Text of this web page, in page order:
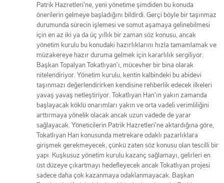
Patrik Hazretleri'ne, yeni yönetime şimdiden bu konuda
önerilerin gelmeye başladığını bildirdi. Gerçi böyle bir taşınmaz
durumunda sürecin işlemesi ve somut aşamaya gelinebilmesi
için en az iki ya da üç yıllık bir zaman söz konusu, ancak
yönetim kurulu bu konudaki hazırlıklarını hızla tamamlamak ve
müzakereye hazır duruma gelmek için kararlılık sergiliyor.
Başkan Topalyan Tokatlıyan'ı, mücevher bir bina olarak
nitelendiriyor. Yönetim kurulu, kentin kalbindeki bu abidevi
taşınmazı değerlendirirken kendisine rehberlik edecek ilkeleri
yavaş yavaş netleştiriyor. Tokatlıyan Han'ın yakın zamanda
başlayacak köklü onarımları yakın ve orta vadeli verimliliğini
arttırmaya yönelik olacak ancak uzun vadede de yarar
sağlayacak. Yöneticilerin Patrik Hazretleri'ne aktardığına göre,
Tokatlıyan Han konusunda metrekare odaklı pazarlıklara
girişmek gerekmeyecek, çünkü zaten söz konusu olan tescilli bir
yapı. Kuşkusuz yönetim kurulu kazanç sağlamayı, gelirleri en
üst düzeye çıkartmayı hedefleyecek ancak Tokatlıyan projesi
sadece daha çok kazanmaya odaklanmayacak. Başkan